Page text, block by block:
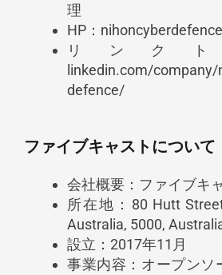
理
HP：
リンク
linkedin.com/company/
defence/
ファイブキャストについて​
会社概要：ファイブキ
所在地：80 Hutt
Australia, 5000,
設立：2017年11月
事業内容：オープンソ